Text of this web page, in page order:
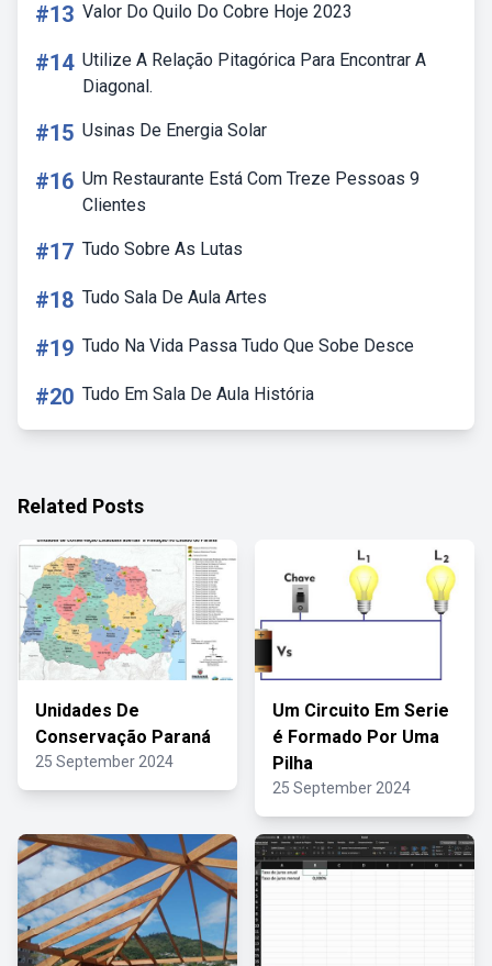
#13 Valor Do Quilo Do Cobre Hoje 2023
#14 Utilize A Relação Pitagórica Para Encontrar A
Diagonal.
#15 Usinas De Energia Solar
#16 Um Restaurante Está Com Treze Pessoas 9
Clientes
#17 Tudo Sobre As Lutas
#18 Tudo Sala De Aula Artes
#19 Tudo Na Vida Passa Tudo Que Sobe Desce
#20 Tudo Em Sala De Aula História
Related Posts
Unidades De
Conservação Paraná
25 September 2024
Um Circuito Em Serie
é Formado Por Uma
Pilha
25 September 2024